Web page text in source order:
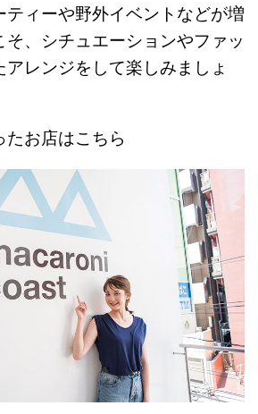
ティーや野外イベントなどが増
、シチュエーションやファッ
レンジをして楽しみましょ
お店はこちら